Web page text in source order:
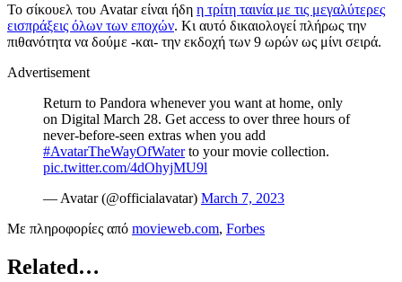
Το σίκουελ του Avatar είναι ήδη η τρίτη ταινία με τις μεγαλύτερες
εισπράξεις όλων των εποχών. Κι αυτό δικαιολογεί πλήρως την
πιθανότητα να δούμε -και- την εκδοχή των 9 ωρών ως μίνι σειρά.
Advertisement
Return to Pandora whenever you want at home, only
on Digital March 28. Get access to over three hours of
never-before-seen extras when you add
#AvatarTheWayOfWaterto your movie collection.
pic.twitter.com/4dOhyjMU9l
— Avatar (@officialavatar) March 7, 2023
Με πληροφορίες από movieweb.com, Forbes
Related…